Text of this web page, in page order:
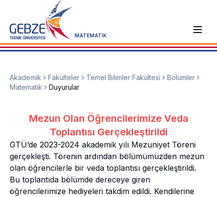
MATEMATİK
Akademik Fakülteler Temel Bilimler Fakültesi
Bölümler
Matematik
Duyurular
Mezun Olan Öğrencilerimize Veda
Toplantısı Gerçekleştirildi
GTÜ’de 2023-2024 akademik yılı Mezuniyet Töreni
gerçekleşti. Törenin ardından bölümümüzden mezun
olan öğrencilerle bir veda toplantısı gerçekleştirildi.
Bu toplantıda bölümde dereceye giren
öğrencilerimize hediyeleri takdim edildi. Kendilerine